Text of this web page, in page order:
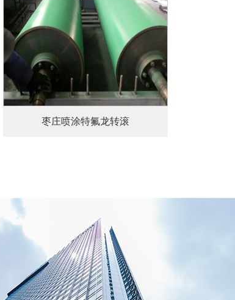
枣庄喷涂特氟龙转滚